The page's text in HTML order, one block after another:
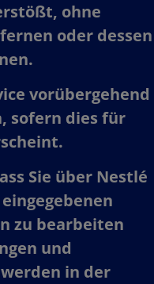
ohne
oder dessen
vorübergehend
sofern dies für
Sie über Nestlé
zu bearbeiten
und
in der